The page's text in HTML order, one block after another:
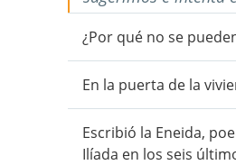
¿Por qué no se
En la puerta de la
Escribió la Eneida,
Ilíada en los seis